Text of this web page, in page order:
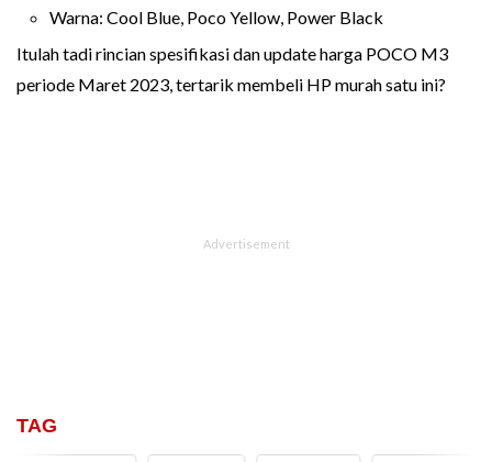
Warna: Cool Blue, Poco Yellow, Power Black
Itulah tadi rincian spesifikasi dan update harga POCO M3
periode Maret 2023, tertarik membeli HP murah satu ini?
TAG